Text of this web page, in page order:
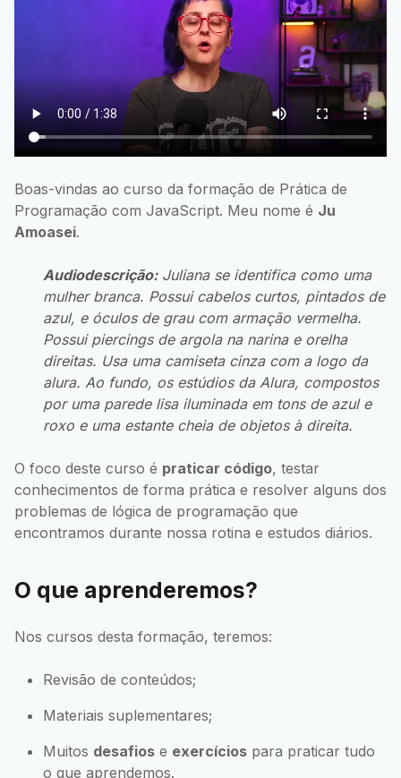
Boas-vindas ao curso da formação de Prática de
Programação com JavaScript. Meu nome é Ju
Amoasei.
Audiodescrição:Juliana se identifica como uma
mulher branca. Possui cabelos curtos, pintados de
azul, e óculos de grau com armação vermelha.
Possui piercings de argola na narina e orelha
direitas. Usa uma camiseta cinza com a logo da
alura. Ao fundo, os estúdios da Alura, compostos
por uma parede lisa iluminada em tons de azul e
roxo e uma estante cheia de objetos à direita.
O foco deste curso é praticar código, testar
conhecimentos de forma prática e resolver alguns dos
problemas de lógica de programação que
encontramos durante nossa rotina e estudos diários.
O que aprenderemos?
Nos cursos desta formação, teremos:
Revisão de conteúdos;
Materiais suplementares;
Muitos desafios e exercícios para praticar tudo
o que aprendemos.